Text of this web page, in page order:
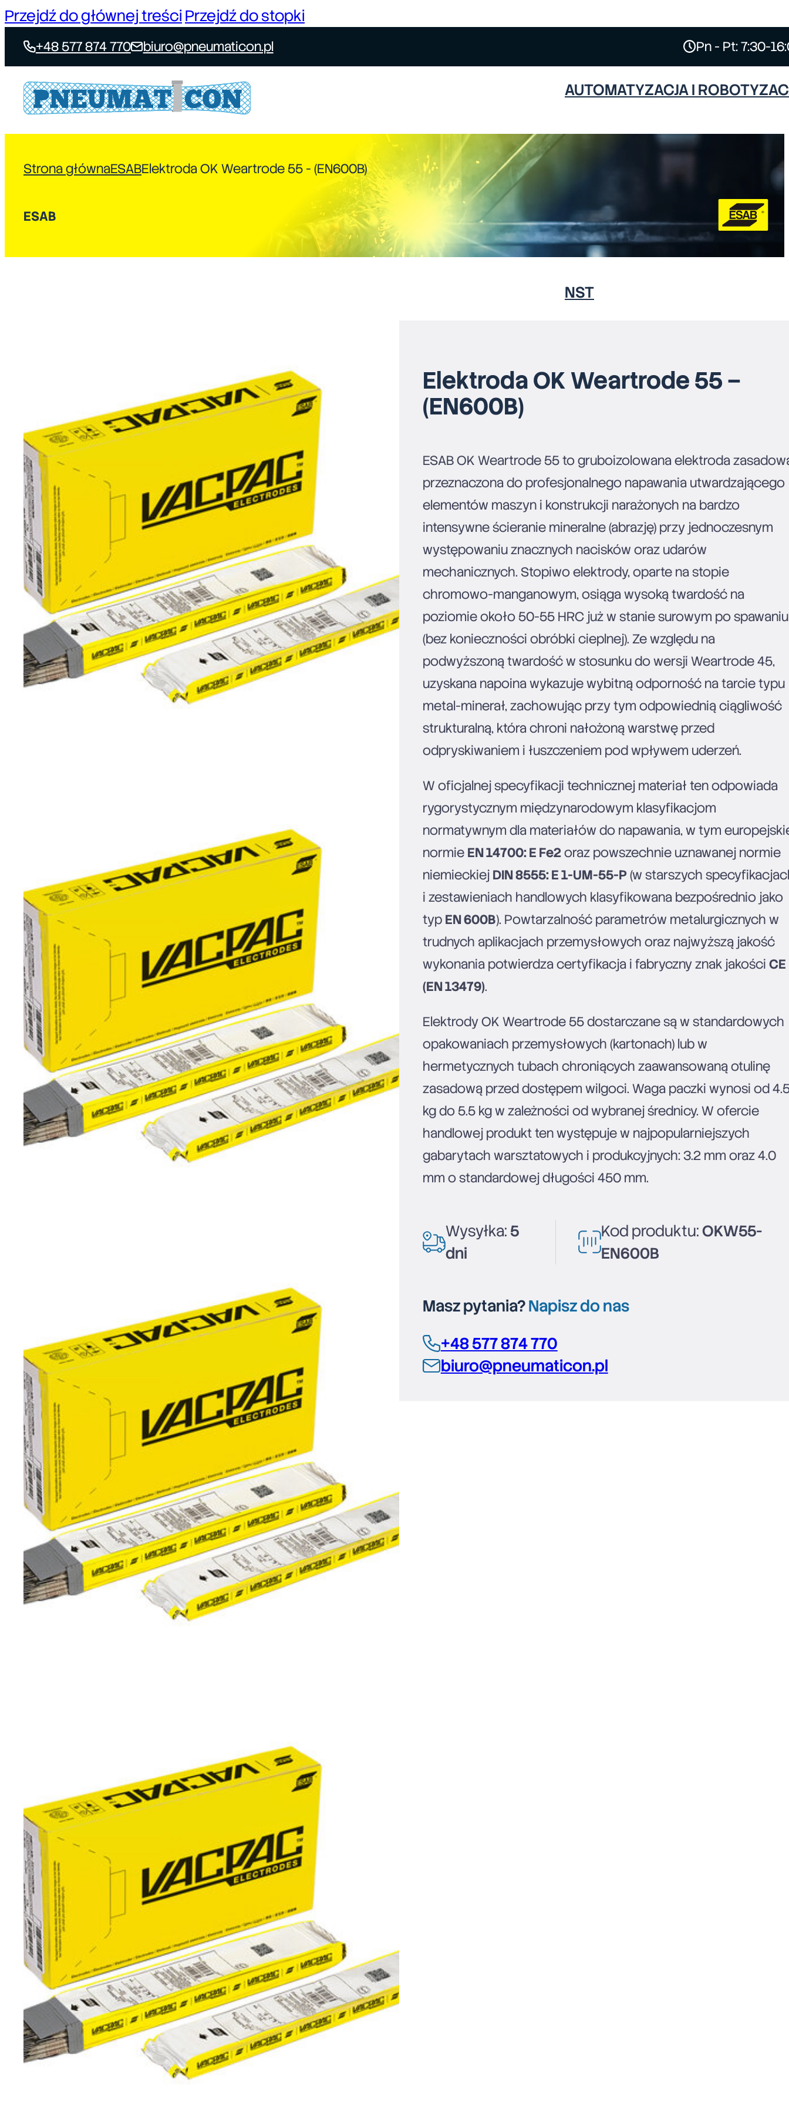
Przejdź do głównej treści Przejdź do stopki
+48 577 874 770 biuro@pneumaticon.pl Pn - Pt: 7:30-
AUTOMATYZACJA I
HYPERTHERM
NST
KONTAKT
Strona głównaESABElektroda OK Weartrode 55 - (EN600B)
ESAB
Elektroda OK Weartrode 55 –
(EN600B)
ESAB OK Weartrode 55 to gruboizolowana elektroda
przeznaczona do profesjonalnego napawania utwardzającego
elementów maszyn i konstrukcji narażonych na bardzo
intensywne ścieranie mineralne (abrazję) przy jednoczesnym
występowaniu znacznych nacisków oraz udarów
mechanicznych. Stopiwo elektrody, oparte na stopie
chromowo-manganowym, osiąga wysoką twardość na
poziomie około 50-55 HRC już w stanie surowym po spawaniu
(bez konieczności obróbki cieplnej). Ze względu na
podwyższoną twardość w stosunku do wersji Weartrode 45,
uzyskana napoina wykazuje wybitną odporność na tarcie typu
metal-minerał, zachowując przy tym odpowiednią ciągliwość
strukturalną, która chroni nałożoną warstwę przed
odpryskiwaniem i łuszczeniem pod wpływem uderzeń.
W oficjalnej specyfikacji technicznej materiał ten odpowiada
rygorystycznym międzynarodowym klasyfikacjom
normatywnym dla materiałów do napawania, w tym
normie EN 14700: E Fe2oraz powszechnie uznawanej normie
niemieckiej DIN 8555: E 1-UM-55-P(w starszych
i zestawieniach handlowych klasyfikowana bezpośrednio jako
typ EN 600B). Powtarzalność parametrów metalurgicznych w
trudnych aplikacjach przemysłowych oraz najwyższą jakość
wykonania potwierdza certyfikacja i fabryczny znak jakościCE
(EN 13479).
Elektrody OK Weartrode 55 dostarczane są w standardowych
opakowaniach przemysłowych (kartonach) lub w
hermetycznych tubach chroniących zaawansowaną otulinę
zasadową przed dostępem wilgoci. Waga paczki wynosi od
kg do 5.5 kg w zależności od wybranej średnicy. W ofercie
handlowej produkt ten występuje w najpopularniejszych
gabarytach warsztatowych i produkcyjnych: 3.2 mm oraz 4.0
mm o standardowej długości 450 mm.
Wysyłka: 5
dni
Kod produktu:OKW55-
EN600B
Masz pytania?Napisz do nas
+48 577 874 770
biuro@pneumaticon.pl